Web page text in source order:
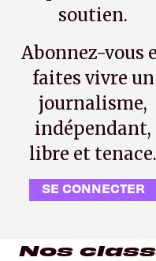
soutien.
Abonnez-vous
faites vivre un
journalisme,
indépendant,
libre et tenace.
SE CONNECTER
Nos